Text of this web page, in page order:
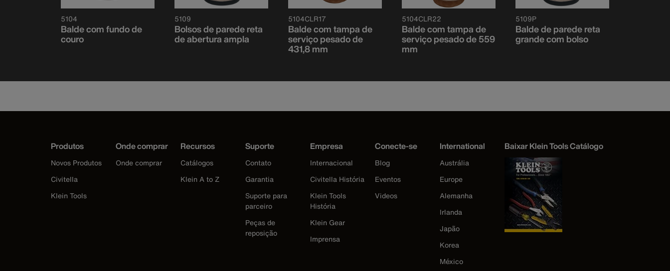
5104
Balde com fundo de
couro
5109
Bolsos de parede reta
de abertura ampla
5104CLR17
Balde com tampa de
serviço pesado de
431,8 mm
5104CLR22
Balde com tampa de
serviço pesado de 559
mm
5109P
Balde de parede reta
grande com bolso
Produtos
Novos Produtos
Civitella
Klein Tools
Onde comprar
Onde comprar
Recursos
Catálogos
Klein A to Z
Suporte
Contato
Garantia
Suporte para
parceiro
Peças de
reposição
Empresa
Internacional
Civitella História
Klein Tools
História
Klein Gear
Imprensa
Conecte-se
Blog
Eventos
Videos
International
Austrália
Europe
Alemanha
Irlanda
Japão
Korea
México
Baixar Klein Tools Catálogo